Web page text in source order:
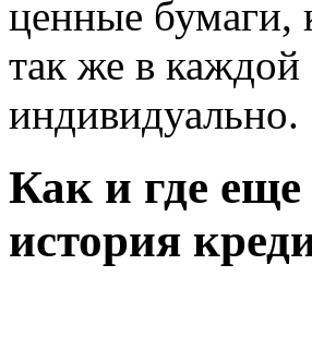
ценные бумаги,
так же в каждой
индивидуально.
Как и где
история